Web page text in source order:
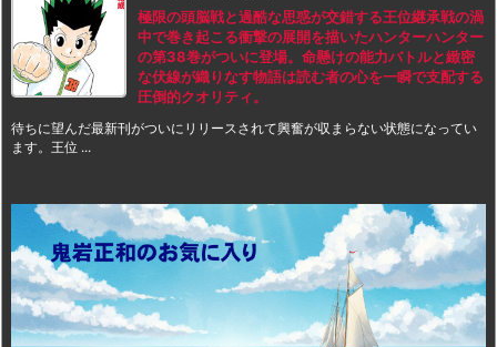
極限の頭脳戦と過酷な思惑が交錯する王位継承戦の渦
中で巻き起こる衝撃の展開を描いたハンターハンター
の第38巻がついに登場。命懸けの能力バトルと緻密
な伏線が織りなす物語は読む者の心を一瞬で支配する
圧倒的クオリティ。
待ちに望んだ最新刊がついにリリースされて興奮が収まらない状態になってい
ます。王位 ...